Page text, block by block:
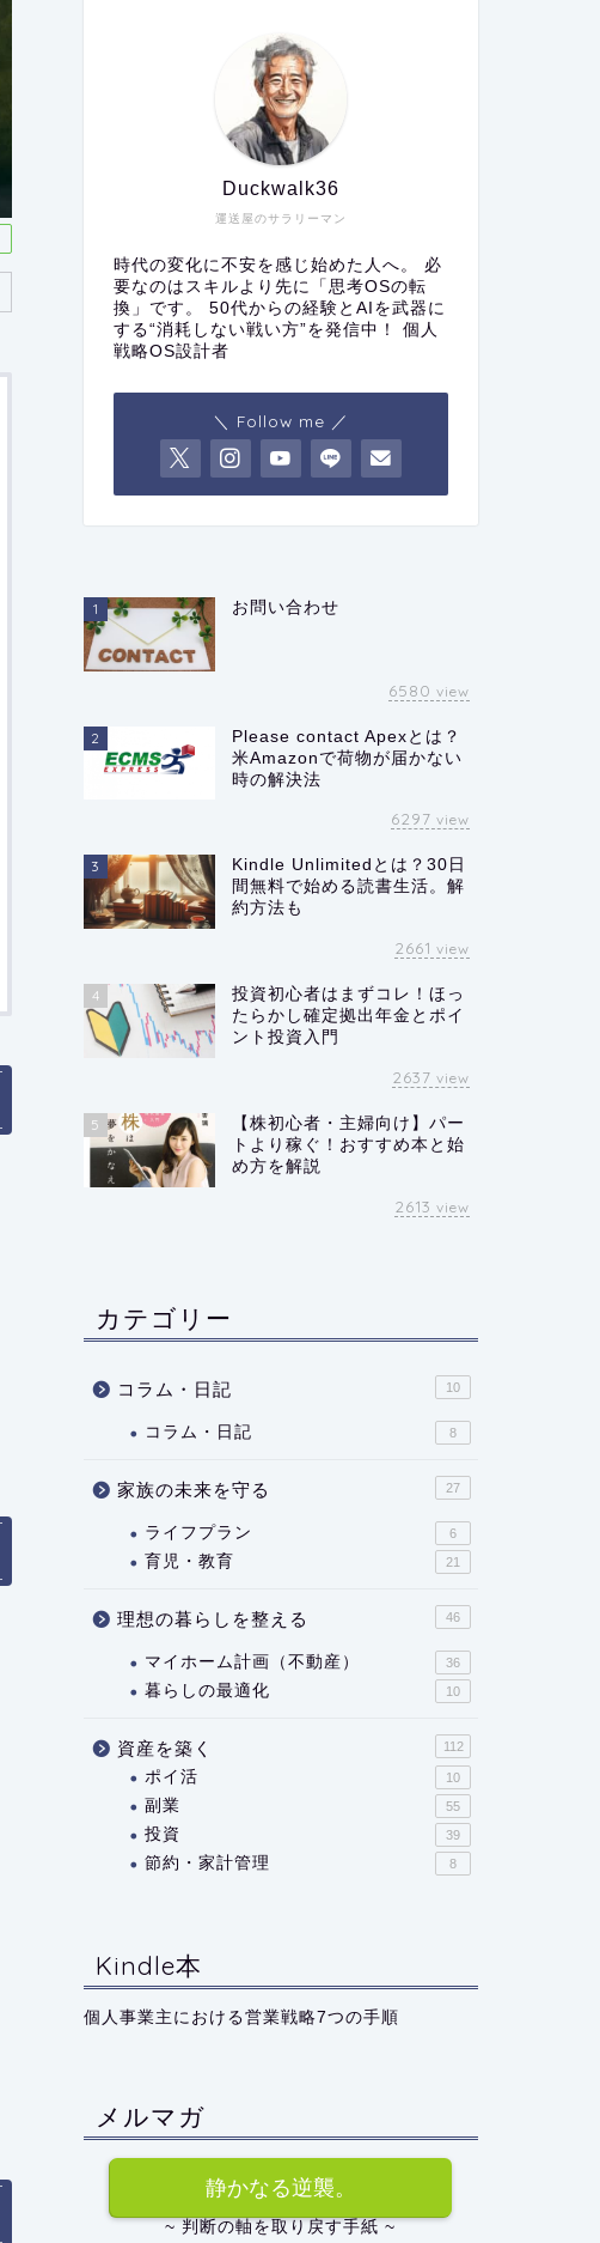
運送屋のサラリーマン
Duckwalk36
時代の変化に不安を感じ始めた人へ。 必
要なのはスキルより先に「思考OSの転
換」です。 50代からの経験とAIを武器に
する“消耗しない戦い方”を発信中！ 個人
戦略OS設計者
＼ Follow me ／
1 お問い合わせ
6580 view
2
Please contact Apexとは？
米Amazonで荷物が届かない
時の解決法
6297 view
3
Kindle Unlimitedとは？30日
間無料で始める読書生活。解
約方法も
2661 view
4
投資初心者はまずコレ！ほっ
たらかし確定拠出年金とポイ
ント投資入門
2637 view
5
【株初心者・主婦向け】パー
トより稼ぐ！おすすめ本と始
め方を解説
2613 view
カテゴリー
コラム・日記 10
コラム・日記 8
家族の未来を守る 27
ライフプラン 6
育児・教育 21
理想の暮らしを整える 46
マイホーム計画（不動産） 36
暮らしの最適化 10
資産を築く 112
ポイ活 10
副業 55
投資 39
節約・家計管理 8
Kindle本
個人事業主における営業戦略7つの手順
メルマガ
静かなる逆襲。
~ 判断の軸を取り戻す手紙 ~